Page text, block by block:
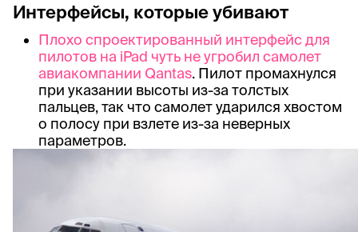
Интерфейсы, которые убивают
Плохо спроектированный интерфейс для
пилотов на iPad чуть не угробил самолет
авиакомпании Qantas. Пилот промахнулся
при указании высоты из-за толстых
пальцев, так что самолет ударился хвостом
о полосу при взлете из-за неверных
параметров.